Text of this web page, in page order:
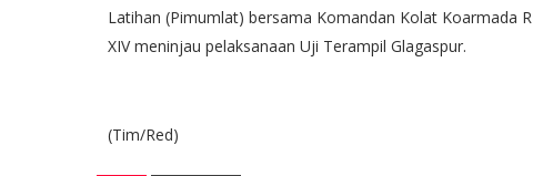
Latihan (Pimumlat) bersama Komandan Kolat Koarmada
XIV meninjau pelaksanaan Uji Terampil Glagaspur.
(Tim/Red)